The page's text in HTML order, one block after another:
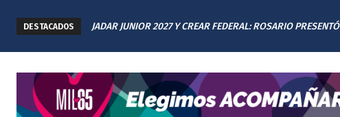
DESTACADOS
JADAR JUNIOR 2027 Y CREAR FEDERAL: ROSARIO PRESENTÓ
SALTA 2141: FAMILIARES RENOVARON EL RECLAMO DE